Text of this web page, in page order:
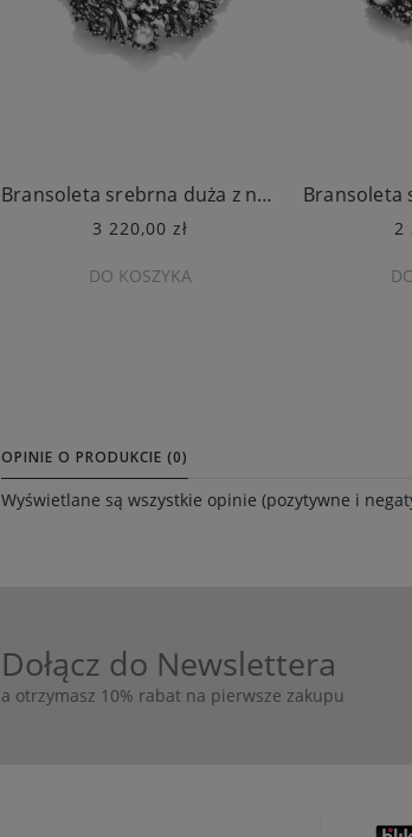
Bransoleta srebrna duża z naturalnymi perłami
3 220,00 zł
DO KOSZYKA
2
OPINIE O PRODUKCIE (0)
Wyświetlane są wszystkie opinie (pozytywne i
Dołącz do Newslettera
a otrzymasz 10% rabat na pierwsze zakupu